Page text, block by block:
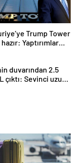
Trump Tower
Yaptırımlar
duvarından 2.5
çıktı: Sevinci uzun